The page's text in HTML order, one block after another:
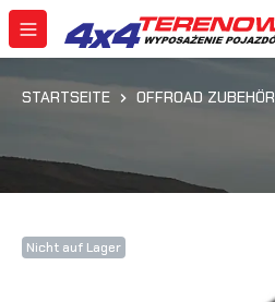
STARTSEITE OFFROAD ZUBEHÖR
Nicht auf Lager